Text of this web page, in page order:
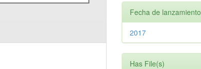
Fecha de lanzamiento
2017
Has File(s)